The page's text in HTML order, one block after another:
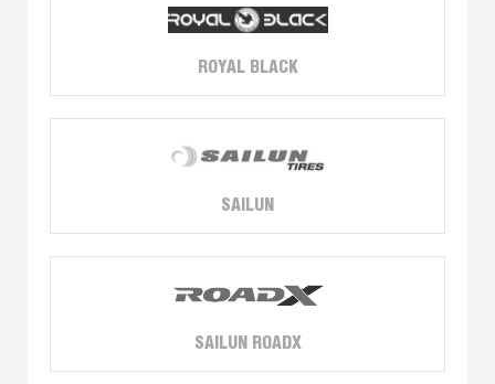
ROYAL BLACK
SAILUN
SAILUN ROADX